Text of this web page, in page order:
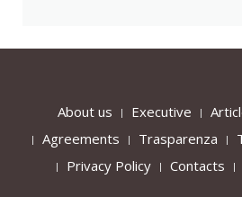
About us Executive
Agreements
Trasparenza
Privacy Policy
Contacts